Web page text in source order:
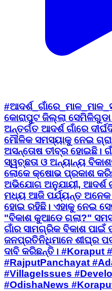
କୋରାପୁଟ ଜିଲ୍ଲା
ଅନ୍ତର୍ଗତ ଆଦର୍ଶ ଗାଁରେ
ମୌଳିକ ସମସ୍ୟାକୁ ନେଇ
ଅସନ୍ତୋଷ ତୀବ୍ର ହୋଇଛି।
ସ୍ୱଚ୍ଛତା ଓ ଅନ୍ୟାନ୍ୟ
ଲୋକେ କ୍ଷୋଭ ପ୍ରକାଶ
ଅଭିଯୋଗ ଅନୁଯାୟୀ, ଆଦର୍ଶ
ମଧ୍ୟ ଆଜି ପର୍ଯ୍ୟନ୍ତ
ହୋଇ ରହିଛି। ଏହାକୁ ନେଇ
"ବିକାଶ କୁଆଡେ ଗଲା?"
ଗାଁର ସାମଗ୍ରିକ ବିକାଶ ପାଇଁ
ଜନପ୍ରତିନିଧିମାନେ ଶୀଘ୍ର
ଦାବି କରିଛନ୍ତି। #Koraput
#RajputPanchayat
#VillageIssues
#OdishaNews